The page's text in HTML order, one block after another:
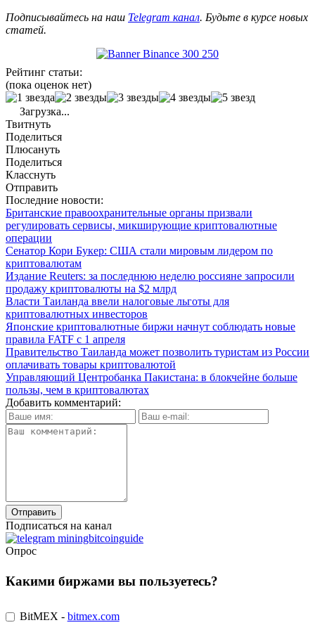
Подписывайтесь на наш Telegram канал. Будьте в курсе новых
статей.
Рейтинг статьи:
(пока оценок нет)
Загрузка...
Твитнуть
Поделиться
Плюсануть
Поделиться
Класснуть
Отправить
Последние новости:
Британские правоохранительные органы призвали
регулировать сервисы, микширующие криптовалютные
операции
Сенатор Кори Букер: США стали мировым лидером по
криптовалютам
Издание Reuters: за последнюю неделю россияне запросили
продажу криптовалюты на $2 млрд
Власти Таиланда ввели налоговые льготы для
криптовалютных инвесторов
Японские криптовалютные биржи начнут соблюдать новые
правила FATF с 1 апреля
Правительство Таиланда может позволить туристам из России
оплачивать товары криптовалютой
Управляющий Центробанка Пакистана: в блокчейне больше
пользы, чем в криптовалютах
Добавить комментарий:
Подписаться на канал
Опрос
Какими биржами вы пользуетесь?
BitMEX - bitmex.com